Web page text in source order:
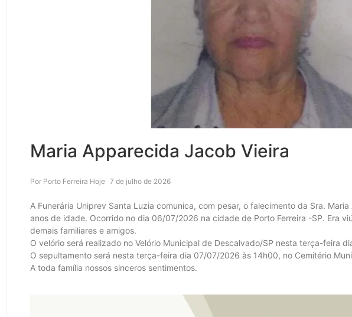
Maria Apparecida Jacob Vieira
Por Porto Ferreira Hoje 7 de julho de 2026
A Funerária Uniprev Santa Luzia comunica, com pesar, o falecimento da Sra.
anos de idade. Ocorrido no dia 06/07/2026 na cidade de Porto Ferreira -SP. Era
demais familiares e amigos.
O velório será realizado no Velório Municipal de Descalvado/SP nesta terça-feira
O sepultamento será nesta terça-feira dia 07/07/2026 às 14h00, no Cemitério
A toda família nossos sinceros sentimentos.